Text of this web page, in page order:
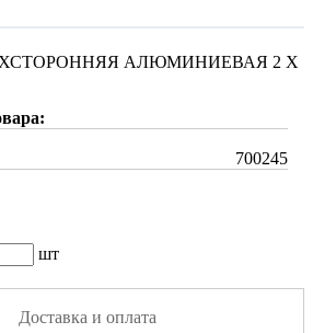
700245
шт
Доставка и оплата